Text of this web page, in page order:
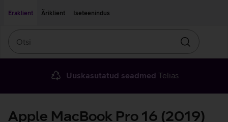
Eraklient
Äriklient Iseteenindus
Otsin
Uuskasutatud seadmed Telias
Apple MacBook Pro 16 (2019)